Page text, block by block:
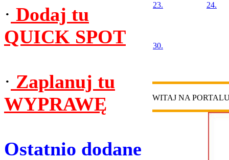
· Dodaj tu
QUICK SPOT
· Zaplanuj tu
WYPRAWĘ
Ostatnio dodane
23. 24.
30.
WITAJ NA